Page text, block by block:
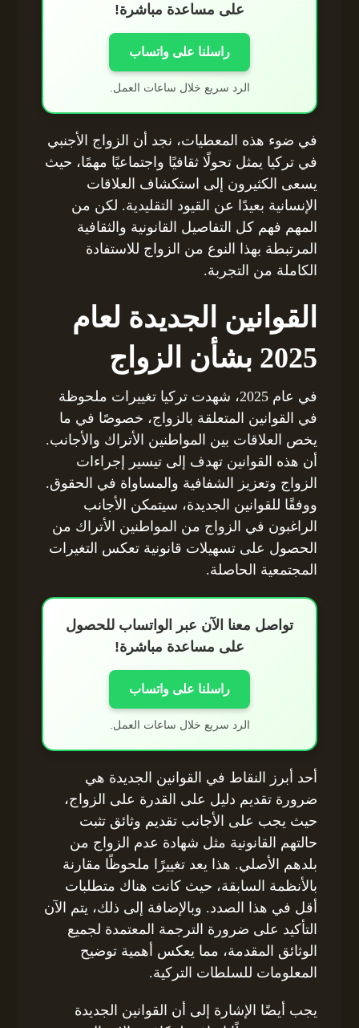
على مساعدة مباشرة!
راسلنا على واتساب
الرد سريع خلال ساعات العمل.
في ضوء هذه المعطيات، نجد أن الزواج الأجنبي
في تركيا يمثل تحولًا ثقافيًا واجتماعيًا مهمًا، حيث
يسعى الكثيرون إلى استكشاف العلاقات
الإنسانية بعيدًا عن القيود التقليدية. لكن من
المهم فهم كل التفاصيل القانونية والثقافية
المرتبطة بهذا النوع من الزواج للاستفادة
الكاملة من التجربة.
القوانين الجديدة لعام
2025 بشأن الزواج
في عام 2025، شهدت تركيا تغييرات ملحوظة
في القوانين المتعلقة بالزواج، خصوصًا في ما
يخص العلاقات بين المواطنين الأتراك والأجانب.
أن هذه القوانين تهدف إلى تيسير إجراءات
الزواج وتعزيز الشفافية والمساواة في الحقوق.
ووفقًا للقوانين الجديدة، سيتمكن الأجانب
الراغبون في الزواج من المواطنين الأتراك من
الحصول على تسهيلات قانونية تعكس التغيرات
المجتمعية الحاصلة.
تواصل معنا الآن عبر الواتساب للحصول
على مساعدة مباشرة!
راسلنا على واتساب
الرد سريع خلال ساعات العمل.
أحد أبرز النقاط في القوانين الجديدة هي
ضرورة تقديم دليل على القدرة على الزواج،
حيث يجب على الأجانب تقديم وثائق تثبت
حالتهم القانونية مثل شهادة عدم الزواج من
بلدهم الأصلي. هذا يعد تغييرًا ملحوظًا مقارنة
بالأنظمة السابقة، حيث كانت هناك متطلبات
أقل في هذا الصدد. وبالإضافة إلى ذلك، يتم الآن
التأكيد على ضرورة الترجمة المعتمدة لجميع
الوثائق المقدمة، مما يعكس أهمية توضيح
المعلومات للسلطات التركية.
يجب أيضًا الإشارة إلى أن القوانين الجديدة